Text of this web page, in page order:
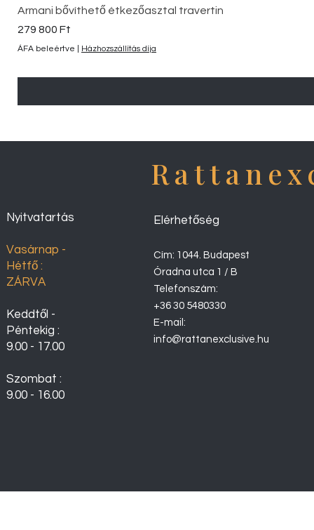
Armani bővíthető étkezőasztal travertin
Ár
279 800 Ft
ÁFA beleértve Házhozszállítás díja
Nyitvatartás
Vasárnap -
Hétfő :
ZÁRVA
Keddtől -
Péntekig :
9.00 - 17.00
Szombat :
9.00 - 16.00
Elérhetőség
Cím: 1044. Budapest
Óradna utca 1 / B
Telefonszám:
+36 30 5480330
E-mail:
info@rattanexclusive.hu